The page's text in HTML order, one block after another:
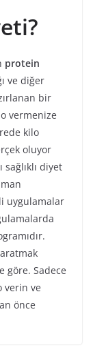
protein
ve diğer
bir
vermenize
kilo
oluyor
diyet
uygulamalar
göre. Sadece
verin ve
önce